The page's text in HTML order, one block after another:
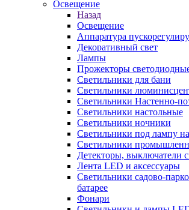
Освещение
Назад
Освещение
Аппаратура
Декоративный свет
Лампы
Прожекторы
Светильники для бани
Светильники
Светильники Настенно-
Светильники настольные
Светильники ночники
Светильники под лампу
Светильники
Детекторы, выключатели
Лента LED и аксессуары
Светильники садово-
батарее
Фонари